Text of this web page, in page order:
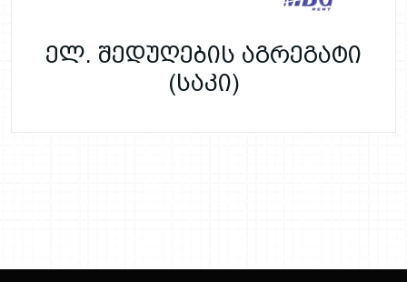
ელ. შედუღების აგრეგატი
(საკი)